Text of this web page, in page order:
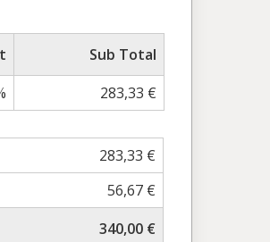
Sub Total
283,33 €
283,33 €
56,67 €
340,00 €